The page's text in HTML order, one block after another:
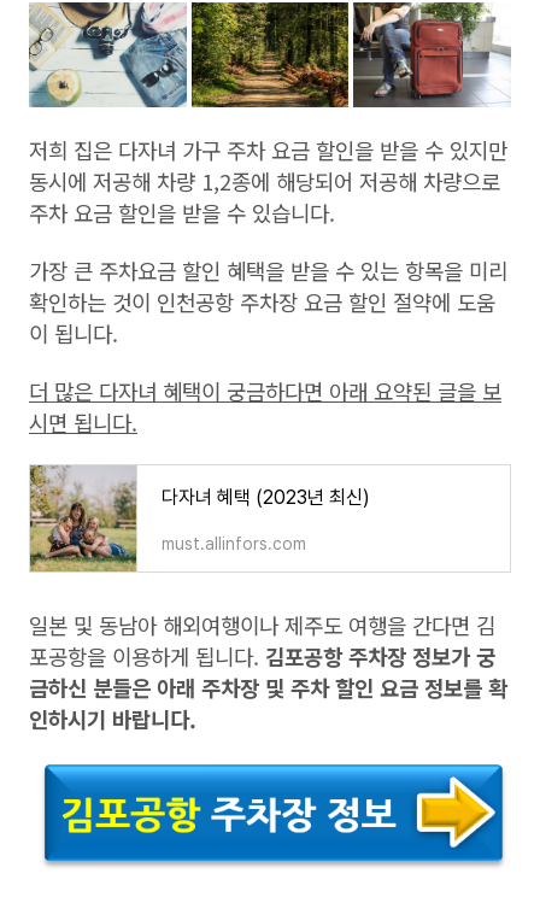
저희 집은 다자녀 가구 주차 요금 할인을 받을 수 있지만
동시에 저공해 차량 1,2종에 해당되어 저공해 차량으로
주차 요금 할인을 받을 수 있습니다.
가장 큰 주차요금 할인 혜택을 받을 수 있는 항목을 미리
확인하는 것이 인천공항 주차장 요금 할인 절약에 도움
이 됩니다.
더 많은 다자녀 혜택이 궁금하다면 아래 요약된 글을 보
시면 됩니다.
다자녀 혜택 (2023년 최신)
must.allinfors.com
일본 및 동남아 해외여행이나 제주도 여행을 간다면 김
포공항을 이용하게 됩니다. 김포공항 주차장 정보가 궁
금하신 분들은 아래 주차장 및 주차 할인 요금 정보를 확
인하시기 바랍니다.